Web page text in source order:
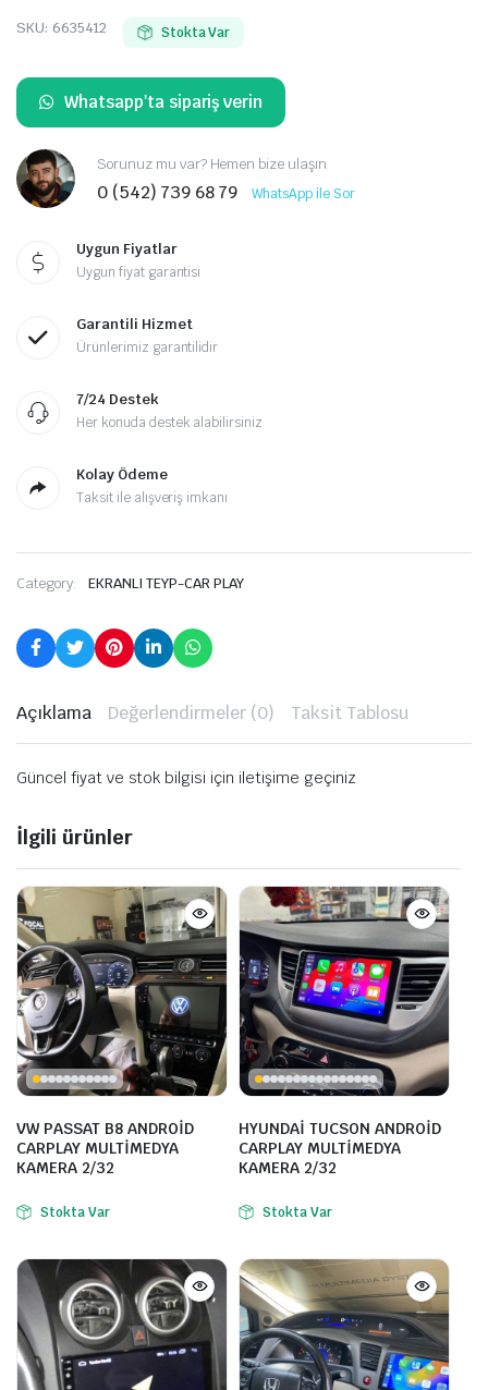
SKU: 6635412 Stokta Var
Whatsapp'ta sipariş verin
Sorunuz mu var? Hemen bize ulaşın
0 (542) 739 68 79 WhatsApp ile Sor
Uygun Fiyatlar
Uygun fiyat garantisi
Garantili Hizmet
Ürünlerimiz garantilidir
7/24 Destek
Her konuda destek alabilirsiniz
Kolay Ödeme
Taksit ile alışveriş imkanı
Category: EKRANLI TEYP-CAR PLAY
Açıklama Değerlendirmeler (0) Taksit Tablosu
Güncel fiyat ve stok bilgisi için iletişime geçiniz
İlgili ürünler
VW PASSAT B8 ANDROİD
CARPLAY MULTİMEDYA
KAMERA 2/32
Stokta Var
HYUNDAİ TUCSON ANDROİD
CARPLAY MULTİMEDYA
KAMERA 2/32
Stokta Var